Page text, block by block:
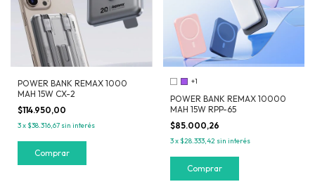
POWER BANK REMAX 1000
MAH 15W CX-2
$114.950,00
3x$38.316,67 sin interés
Comprar
+1
POWER BANK REMAX 10000
MAH 15W RPP-65
$85.000,26
3x$28.333,42 sin interés
Comprar